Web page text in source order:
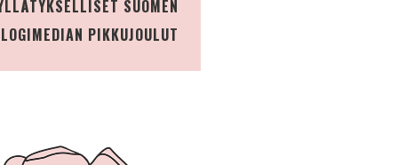
SUOMEN
PIKKUJOULUT